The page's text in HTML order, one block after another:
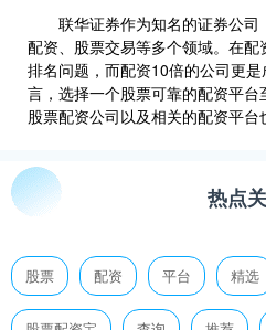
联华证券作为知名的证券公
配资、股票交易等多个领域。在
排名问题，而配资10倍的公司更
言，选择一个股票可靠的配资平
股票配资公司以及相关的配资平台
热点
股票 配资 平台 精选